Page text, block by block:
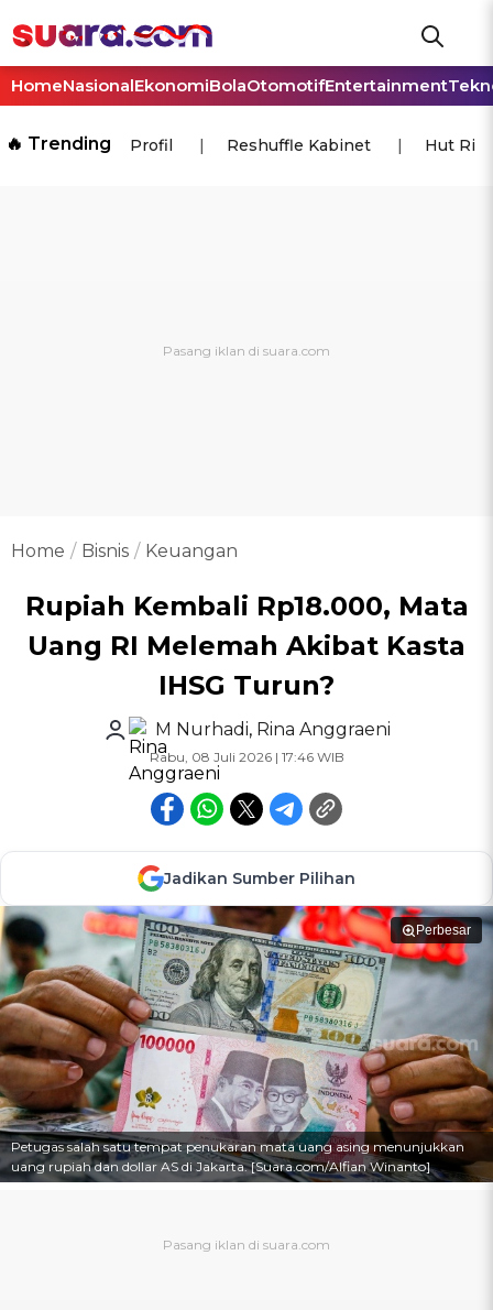
HomeNasionalEkonomiBolaOtomotifEntertainment
🔥 Trending Profil Reshuffle Kabinet Hut Ri
Home Bisnis Keuangan
Rupiah Kembali Rp18.000, Mata
Uang RI Melemah Akibat Kasta
IHSG Turun?
M Nurhadi, Rina Anggraeni
Rabu, 08 Juli 2026 | 17:46 WIB
Jadikan Sumber Pilihan
Perbesar
Petugas salah satu tempat penukaran mata uang asing menunjukkan
uang rupiah dan dollar AS di Jakarta. [Suara.com/Alfian Winanto]